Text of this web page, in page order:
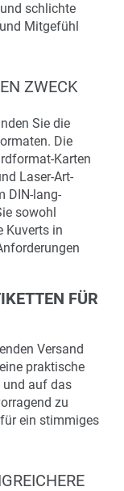
schlichte
Mitgefühl
ZWECK
Sie die
Die
Karten
Laser-Art-
DIN-lang-
sowohl
Kuverts in
FÜR
Versand
praktische
und auf das
zu
ein stimmiges